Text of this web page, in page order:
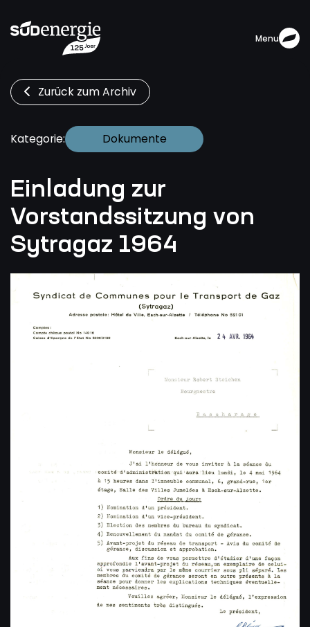
Menu
Zurück zum Archiv
Kategorie: Dokumente
Einladung zur
Vorstandssitzung von
Sytragaz 1964